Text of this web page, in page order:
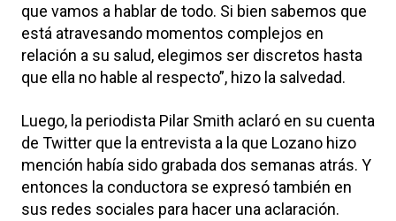
que vamos a hablar de todo. Si bien sabemos que
está atravesando momentos complejos en
relación a su salud, elegimos ser discretos hasta
que ella no hable al respecto”, hizo la salvedad.
Luego, la periodista Pilar Smith aclaró en su cuenta
de Twitter que la entrevista a la que Lozano hizo
mención había sido grabada dos semanas atrás. Y
entonces la conductora se expresó también en
sus redes sociales para hacer una aclaración.